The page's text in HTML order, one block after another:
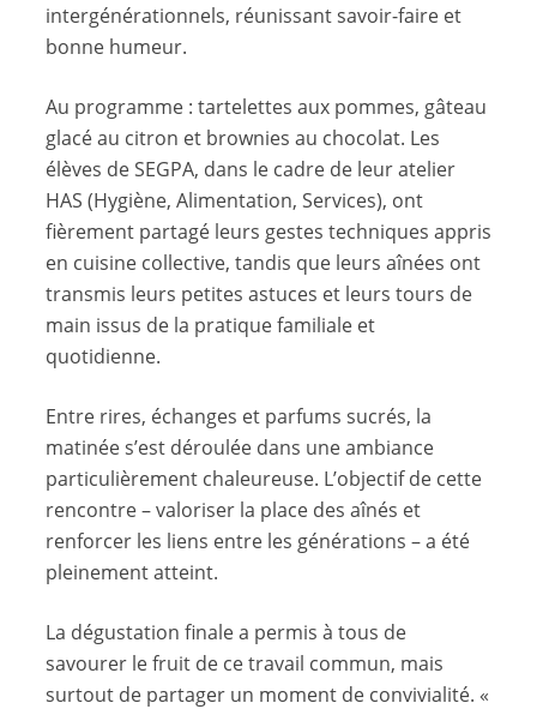
intergénérationnels, réunissant savoir-faire et
bonne humeur.
Au programme : tartelettes aux pommes, gâteau
glacé au citron et brownies au chocolat. Les
élèves de SEGPA, dans le cadre de leur atelier
HAS (Hygiène, Alimentation, Services), ont
fièrement partagé leurs gestes techniques appris
en cuisine collective, tandis que leurs aînées ont
transmis leurs petites astuces et leurs tours de
main issus de la pratique familiale et
quotidienne.
Entre rires, échanges et parfums sucrés, la
matinée s’est déroulée dans une ambiance
particulièrement chaleureuse. L’objectif de cette
rencontre – valoriser la place des aînés et
renforcer les liens entre les générations – a été
pleinement atteint.
La dégustation finale a permis à tous de
savourer le fruit de ce travail commun, mais
surtout de partager un moment de convivialité. «